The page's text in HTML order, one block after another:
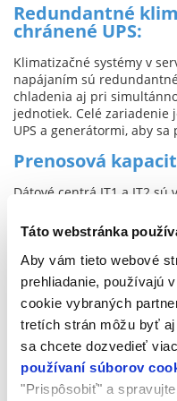
Táto webstránka
Aby vám tieto webové
prehliadanie, používajú
cookie vybraných
tretích strán môžu byť
sa chcete dozvedieť
používaní súborov
"Prispôsobiť" a
Redundantné
chránené UPS:
Klimatizačné systémy v
napájaním sú
chladenia aj pri
jednotiek. Celé zariadenie
UPS a generátormi, aby
Prenosová
Dátové centrá IT1 a IT2 sú
Ich celková rýchlosť
prostredníctvom
a medzinárodných
prístupových bodov (NAP).
Pokročilé sieťové
Každý serverový rack má
pomocou optických
100GB/s prevádzky) a tiež
schopnú smerovať